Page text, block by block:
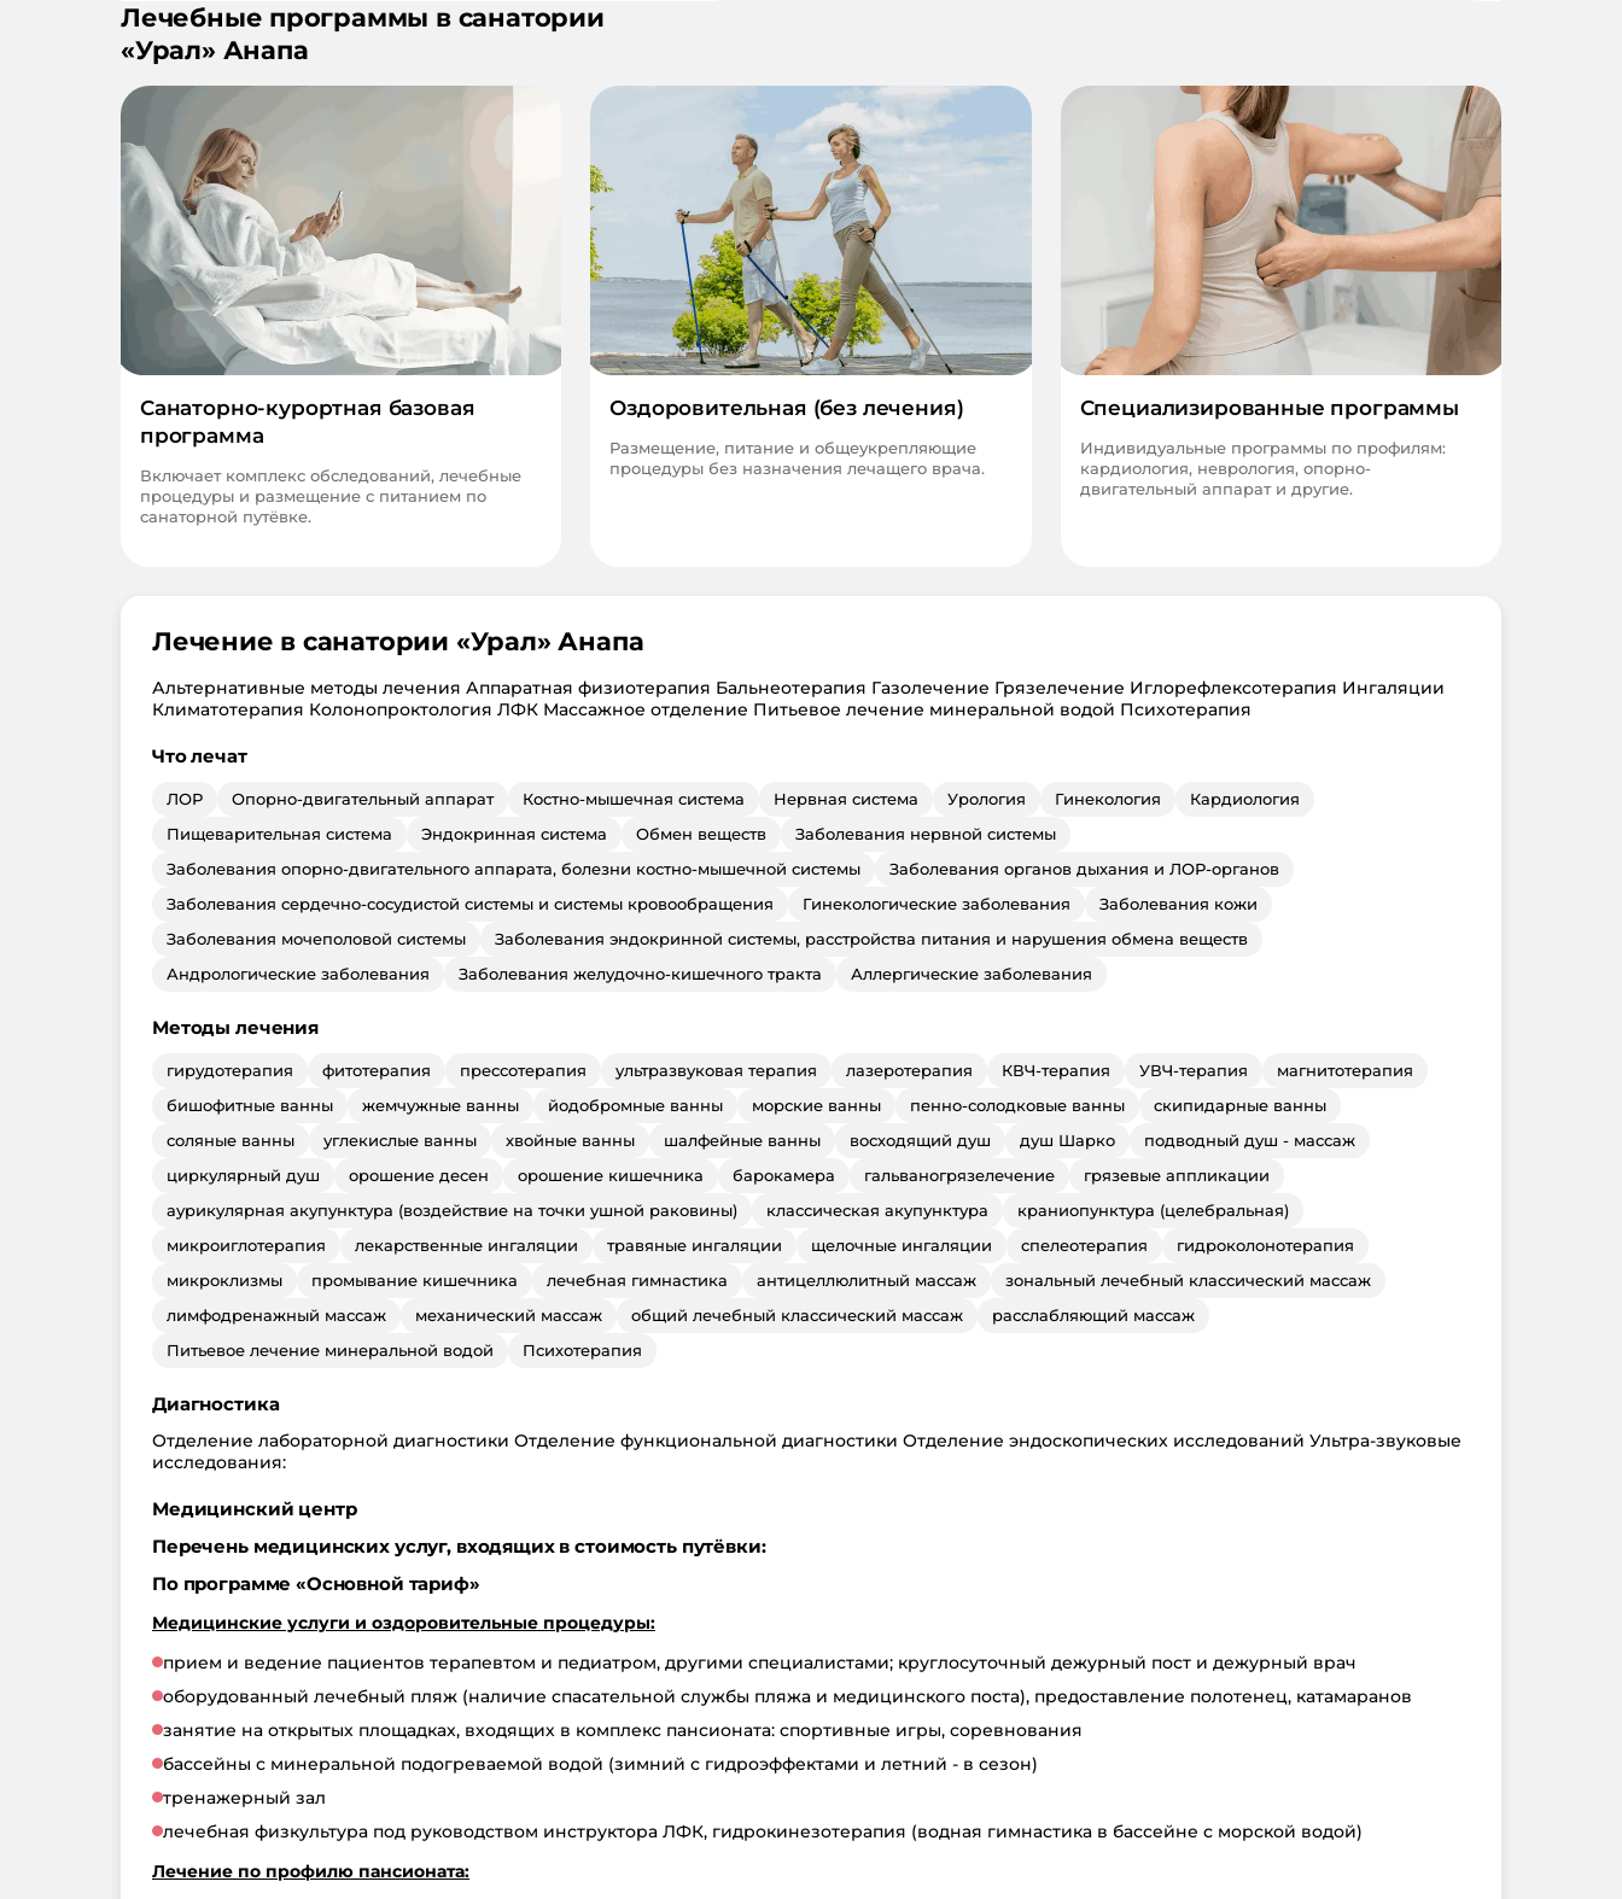
Лечебные программы в санатории
«Урал» Анапа
Санаторно-курортная базовая
программа
Включает комплекс обследований, лечебные
процедуры и размещение с питанием по
санаторной путёвке.
Оздоровительная (без лечения)
Размещение, питание и общеукрепляющие
процедуры без назначения лечащего врача.
Специализированные программы
Индивидуальные программы по профилям:
кардиология, неврология, опорно-
двигательный аппарат и другие.
Лечение в санатории «Урал» Анапа
Альтернативные методы лечения Аппаратная физиотерапия Бальнеотерапия Газолечение Грязелечение Иглорефлексотерапия Ингаляции
Климатотерапия Колонопроктология ЛФК Массажное отделение Питьевое лечение минеральной водой Психотерапия
Что лечат
ЛОР Опорно-двигательный аппарат Костно-мышечная система Нервная система Урология Гинекология
Кардиология
Пищеварительная система
Эндокринная система Обмен веществ
Заболевания нервной системы
Заболевания опорно-двигательного аппарата, болезни костно-мышечной системы
Заболевания органов дыхания и ЛОР-органов
Заболевания сердечно-сосудистой системы и системы кровообращения
Гинекологические заболевания
Заболевания кожи
Заболевания мочеполовой системы
Заболевания эндокринной системы, расстройства питания и нарушения обмена веществ
Андрологические заболевания
Заболевания желудочно-кишечного тракта Аллергические заболевания
Методы лечения
гирудотерапия фитотерапия прессотерапия ультразвуковая терапия лазеротерапия КВЧ-терапия УВЧ-терапия
магнитотерапия
бишофитные ванны
жемчужные ванны йодобромные ванны морские ванны пенно-солодковые ванны
скипидарные ванны
соляные ванны
углекислые ванны хвойные ванны шалфейные ванны восходящий душ душ Шарко
подводный душ - массаж
циркулярный душ
орошение десен орошение кишечника барокамера гальваногрязелечение
грязевые аппликации
аурикулярная акупунктура (воздействие на точки ушной раковины)
классическая акупунктура
краниопунктура (целебральная)
микроиглотерапия
лекарственные ингаляции травяные ингаляции щелочные ингаляции спелеотерапия
гидроколонотерапия
микроклизмы
промывание кишечника лечебная гимнастика антицеллюлитный массаж
зональный лечебный классический массаж
лимфодренажный массаж
механический массаж общий лечебный классический массаж
расслабляющий массаж
Питьевое лечение минеральной водой
Психотерапия
Диагностика
Отделение лабораторной диагностики Отделение функциональной диагностики Отделение эндоскопических исследований Ультра-звуковые
исследования:
Медицинский центр
Перечень медицинских услуг, входящих в стоимость путёвки:
По программе «Основной тариф»
Медицинские услуги и оздоровительные процедуры:
прием и ведение пациентов терапевтом и педиатром, другими специалистами; круглосуточный дежурный пост и дежурный врач
оборудованный лечебный пляж (наличие спасательной службы пляжа и медицинского поста), предоставление полотенец, катамаранов
занятие на открытых площадках, входящих в комплекс пансионата: спортивные игры, соревнования
бассейны с минеральной подогреваемой водой (зимний с гидроэффектами и летний - в сезон)
тренажерный зал
лечебная физкультура под руководством инструктора ЛФК, гидрокинезотерапия (водная гимнастика в бассейне с морской водой)
Лечение по профилю пансионата: